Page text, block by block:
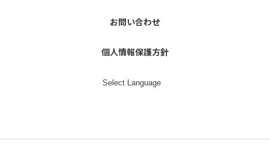
お問い合わせ
個人情報保護方針